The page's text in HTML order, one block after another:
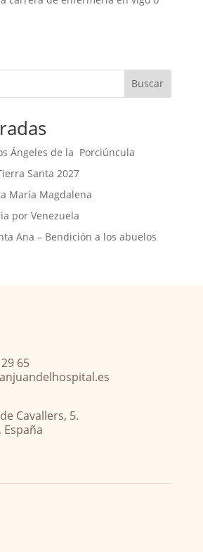
Buscar
Ángeles de la Porciúncula
Santa 2027
María Magdalena
por Venezuela
Ana – Bendición a los abuelos
65
Cavallers, 5.
España